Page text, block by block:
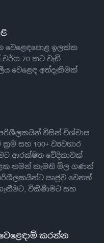
වෙළෙඳපොළ ඉලක්ක
වර්ග 70 කට වැඩි
වෙළෙඳ අත්දැකීමක්
විසින් විශ්වාස
ක්‍රම සහ 100+ ව්‍යවහාර
ආරක්ෂිත වේදිකාවක්
තමන් කැමති මිල ගණන්
ඍජුව වෙනත්
විකිණීමට සහ
කරන්න